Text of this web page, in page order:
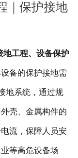
荣誉资质
联络惠发
｜保护接地
地工程、设备保护
备的保护接地需
地系统，通过规
壳、金属构件的
流，保障人员安
等高危设备场